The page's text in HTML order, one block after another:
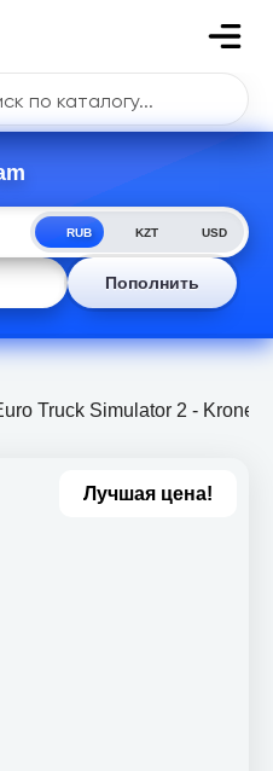
RUB KZT USD
Пополнить
Truck Simulator 2 - Krone
Лучшая цена!